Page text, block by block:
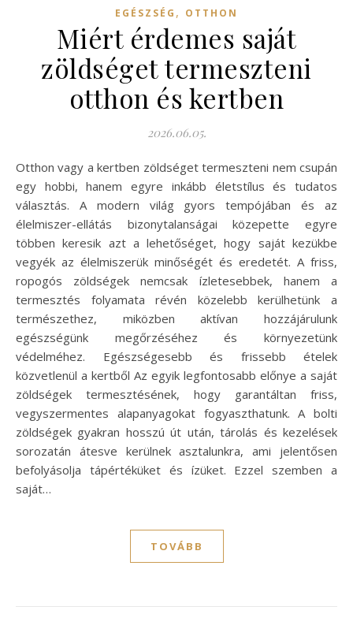
EGÉSZSÉG , OTTHON
Miért érdemes saját
zöldséget termeszteni
otthon és kertben
2026.06.05.
Otthon vagy a kertben zöldséget termeszteni nem csupán
egy hobbi, hanem egyre inkább életstílus és tudatos
választás. A modern világ gyors tempójában és az
élelmiszer-ellátás bizonytalanságai közepette egyre
többen keresik azt a lehetőséget, hogy saját kezükbe
vegyék az élelmiszerük minőségét és eredetét. A friss,
ropogós zöldségek nemcsak ízletesebbek, hanem a
termesztés folyamata révén közelebb kerülhetünk a
természethez, miközben aktívan hozzájárulunk
egészségünk megőrzéséhez és környezetünk
védelméhez. Egészségesebb és frissebb ételek
közvetlenül a kertből Az egyik legfontosabb előnye a saját
zöldségek termesztésének, hogy garantáltan friss,
vegyszermentes alapanyagokat fogyaszthatunk. A bolti
zöldségek gyakran hosszú út után, tárolás és kezelések
sorozatán átesve kerülnek asztalunkra, ami jelentősen
befolyásolja tápértéküket és ízüket. Ezzel szemben a
saját…
TOVÁBB